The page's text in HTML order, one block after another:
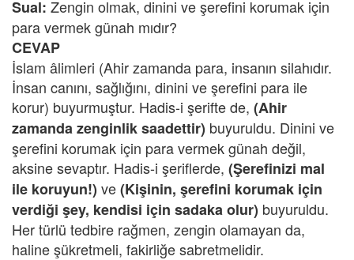
Sual: Zengin olmak, dinini ve şerefini korumak için
para vermek günah mıdır?
CEVAP
İslam âlimleri (Ahir zamanda para, insanın silahıdır.
İnsan canını, sağlığını, dinini ve şerefini para ile
korur) buyurmuştur. Hadis-i şerifte de, (Ahir
zamanda zenginlik saadettir) buyuruldu. Dinini ve
şerefini korumak için para vermek günah değil,
aksine sevaptır. Hadis-i şeriflerde, (Şerefinizi mal
ile koruyun!) ve(Kişinin, şerefini korumak için
verdiği şey, kendisi için sadaka olur) buyuruldu.
Her türlü tedbire rağmen, zengin olamayan da,
haline şükretmeli, fakirliğe sabretmelidir.